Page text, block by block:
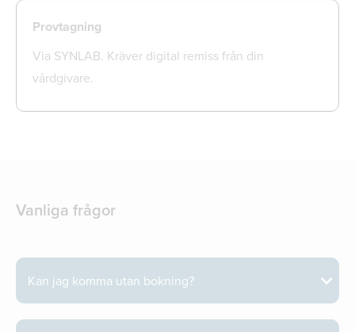
Provtagning
Via SYNLAB. Kräver digital remiss från din
vårdgivare.
Vanliga frågor
Kan jag komma utan bokning?